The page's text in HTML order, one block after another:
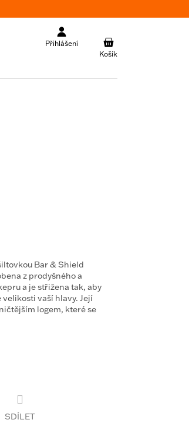
Přihlášení
NÁKUPNÍ
KOŠÍK
Bar & Shield
z prodyšného a
a je střižena tak, aby
vaší hlavy. Její
logem, které se
SDÍLET